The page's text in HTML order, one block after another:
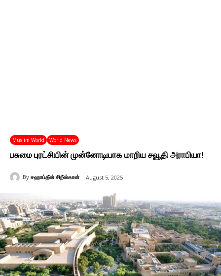
Muslim World World News
பசுமை புரட்சியின் முன்னோடியாக மாறிய சவூதி அராபியா!
By சஹாப்தீன் சிநீஸ்கான் August 5, 2025